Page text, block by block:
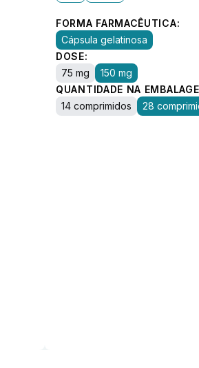
FORMA FARMACÊUTICA:
Cápsula gelatinosa
DOSE:
75 mg
150 mg
QUANTIDADE NA
14 comprimidos
28